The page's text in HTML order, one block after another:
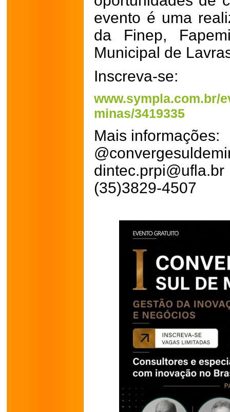
evento é uma
da Finep,
Municipal de
Inscreva-se:
www.sympla.com.br/
minas/3419335
Mais informações:
dintec.prpi@ufla.br
(35)3829-4507